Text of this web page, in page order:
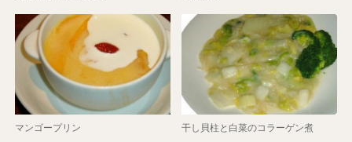
マンゴープリン 干し貝柱と白菜のコラーゲン煮